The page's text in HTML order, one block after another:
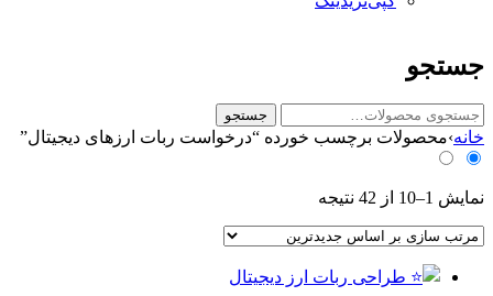
جستجو
ج
س
ت
و
ر
جستجو
خانه›محصولات برچسب خورده “درخواست ربات ارزهای دیجیتال”
نمایش 1–10 از 42 نتیجه
latest